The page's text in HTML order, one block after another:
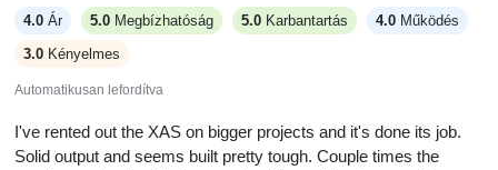
4.0 Ár 5.0 Megbízhatóság 5.0 Karbantartás 4.0 Működés
3.0 Kényelmes
Automatikusan lefordítva
I've rented out the XAS on bigger projects and it's done its job.
Solid output and seems built pretty tough. Couple times the